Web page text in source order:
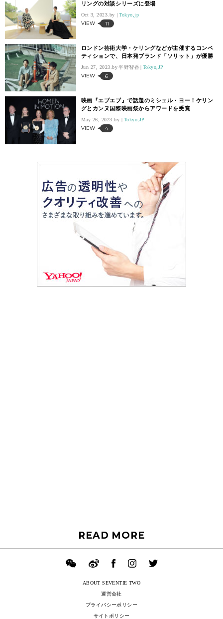
リングの対談シリーズに登場
Oct 3, 2023. Tokyo,jp
VIEW 11
ロンドン芸術大学・ケリングなどが主催するコンペ
ティションで、日本発ブランド「ソリット」が優勝
Jun 27, 2023. 平野智香 Tokyo,JP
VIEW 6
映画『エブエブ』で話題のミシェル・ヨー！ケリン
グとカンヌ国際映画祭からアワードを受賞
May 26, 2023. Tokyo,JP
VIEW 4
READ MORE
ABOUT SEVENTIE TWO
運営会社
プライバシーポリシー
サイトポリシー